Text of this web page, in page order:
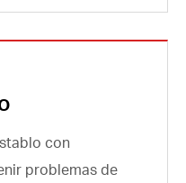
con
problemas de